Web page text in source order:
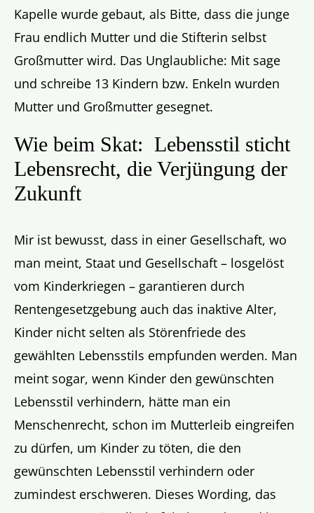
Kapelle wurde gebaut, als Bitte, dass die junge
Frau endlich Mutter und die Stifterin selbst
Großmutter wird. Das Unglaubliche: Mit sage
und schreibe 13 Kindern bzw. Enkeln wurden
Mutter und Großmutter gesegnet.
Wie beim Skat: Lebensstil sticht
Lebensrecht, die Verjüngung der
Zukunft
Mir ist bewusst, dass in einer Gesellschaft, wo
man meint, Staat und Gesellschaft – losgelöst
vom Kinderkriegen – garantieren durch
Rentengesetzgebung auch das inaktive Alter,
Kinder nicht selten als Störenfriede des
gewählten Lebensstils empfunden werden. Man
meint sogar, wenn Kinder den gewünschten
Lebensstil verhindern, hätte man ein
Menschenrecht, schon im Mutterleib eingreifen
zu dürfen, um Kinder zu töten, die den
gewünschten Lebensstil verhindern oder
zumindest erschweren. Dieses Wording, das